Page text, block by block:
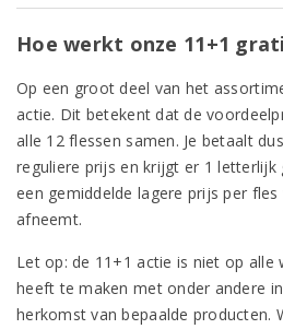
Hoe werkt onze 11+1
Op een groot deel van het
actie. Dit betekent dat de
alle 12 flessen samen. Je betaalt
reguliere prijs en krijgt er 1
een gemiddelde lagere prijs per
afneemt.
Let op: de 11+1 actie is niet op alle
heeft te maken met onder andere
herkomst van bepaalde producten.